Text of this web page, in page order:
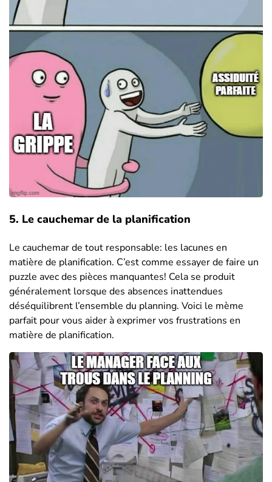
5. Le cauchemar de la planification
Le cauchemar de tout responsable: les lacunes en
matière de planification. C’est comme essayer de faire un
puzzle avec des pièces manquantes! Cela se produit
généralement lorsque des absences inattendues
déséquilibrent l’ensemble du planning. Voici le mème
parfait pour vous aider à exprimer vos frustrations en
matière de planification.